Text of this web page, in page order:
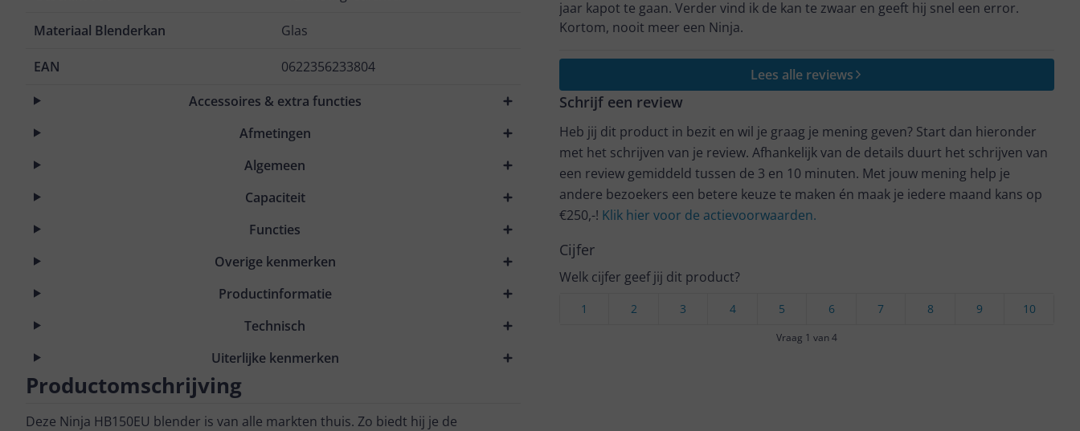
Materiaal Blenderkan Glas
EAN
0622356233804
Accessoires & extra functies
Afmetingen
Algemeen
Capaciteit
Functies
Overige kenmerken
Productinformatie
Technisch
Uiterlijke kenmerken
Productomschrijving
Deze Ninja HB150EU blender is van alle markten thuis. Zo biedt hij je de
jaar kapot te gaan. Verder vind ik de kan te zwaar en geeft hij snel een error.
Kortom, nooit meer een Ninja.
Lees alle reviews
Schrijf een review
Heb jij dit product in bezit en wil je graag je mening geven? Start dan hieronder
met het schrijven van je review. Afhankelijk van de details duurt het schrijven van
een review gemiddeld tussen de 3 en 10 minuten. Met jouw mening help je
andere bezoekers een betere keuze te maken én maak je iedere maand kans op
€250,-! Klik hier voor de actievoorwaarden.
Cijfer
Welk cijfer geef jij dit product?
10
9
8
7
6
5
4
3
2
1
Vraag 1 van 4